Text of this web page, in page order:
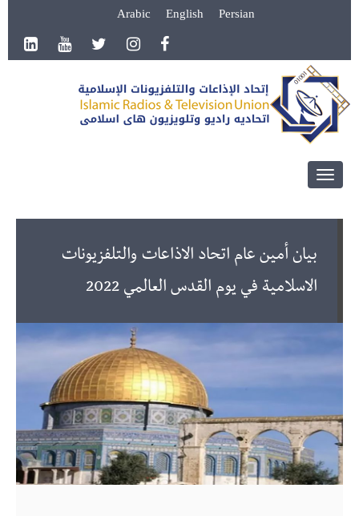
Arabic English Persian
Toggle
بيان أمين عام اتحاد الاذاعات والتلفزيونات
الاسلامية في يوم القدس العالمي 2022